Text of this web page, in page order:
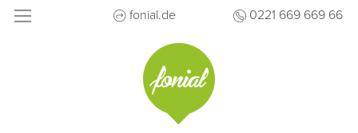
Direkt
fonial.de 0221 669 669 66